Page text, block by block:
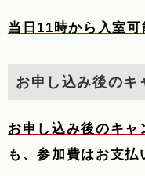
当日11時から入室可
お申し込み後のキ
お申し込み後のキ
も、参加費はお支払